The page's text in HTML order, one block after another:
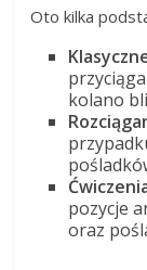
Oto kilka
kolano
pozycje
oraz